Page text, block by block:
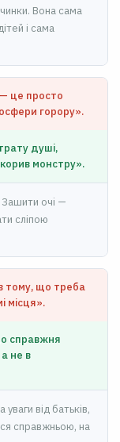
Вона сама
і сама
це просто
горору».
душі,
монстру».
Зашити очі —
сліпою
тому, що треба
місця».
справжня
не в
від батьків,
справжньою, на